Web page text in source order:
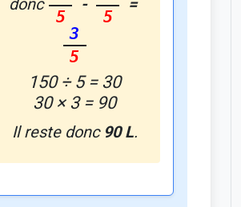
donc
5
-
5
=
3
5
150 ÷ 5 = 30
30 × 3 = 90
Il reste donc 90 L.